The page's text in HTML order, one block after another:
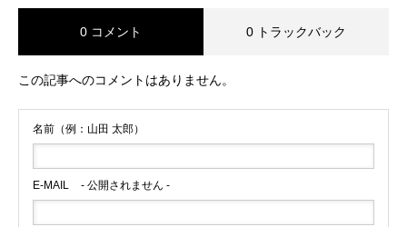
0 コメント 0 トラックバック
この記事へのコメントはありません。
名前（例：山田 太郎）
E-MAIL - 公開されません -